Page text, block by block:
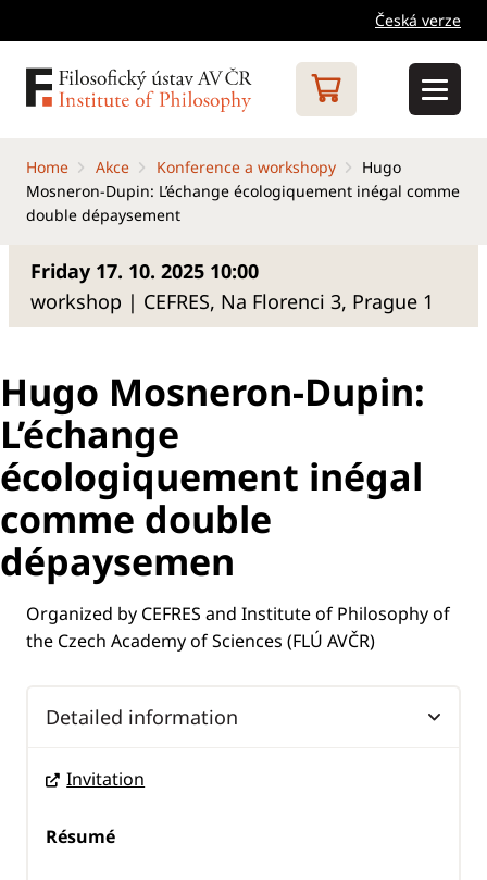
Česká verze
Home Akce Konference a workshopy
Hugo
Mosneron-Dupin: L’échange écologiquement inégal comme
double dépaysement
Friday 17. 10. 2025 10:00
workshop | CEFRES, Na Florenci 3, Prague 1
Hugo Mosneron-Dupin:
L’échange
écologiquement inégal
comme double
dépaysemen
Organized by CEFRES and Institute of Philosophy of
the Czech Academy of Sciences (FLÚ AVČR)
Detailed information
Invitation
Résumé